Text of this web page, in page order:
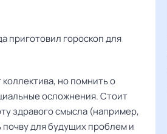
коллектива, но помнить о
осложнения. Стоит
здравого смысла (например,
для будущих проблем и